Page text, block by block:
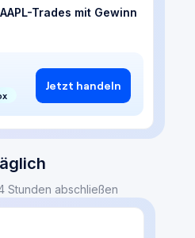
Trades mit Gewinn
Jetzt handeln
Stunden abschließen